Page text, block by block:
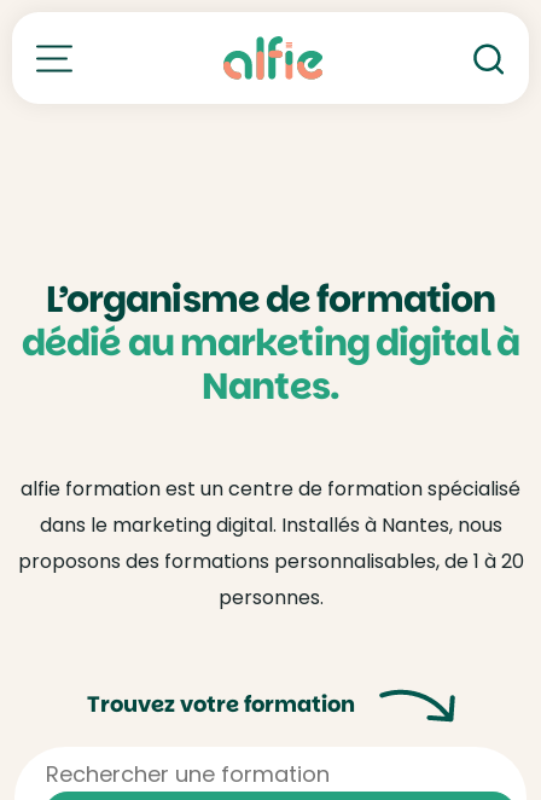
Toutes nos formations
L’organisme de formation
dédié au marketing digital à
Nantes.
alfie formation est un centre de formation spécialisé
dans le marketing digital. Installés à Nantes, nous
proposons des formations personnalisables, de 1 à 20
personnes.
Trouvez votre formation